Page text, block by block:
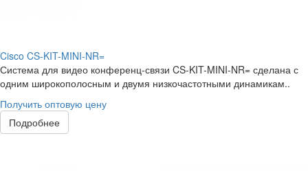
Cisco CS-KIT-MINI-NR=
Система для видео конференц-связи CS-KIT-MINI-NR= сделана с
одним широкополосным и двумя низкочастотными динамикам..
Получить оптовую цену
Подробнее